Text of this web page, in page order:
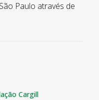
Paulo através de
Cargill